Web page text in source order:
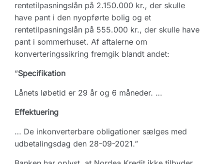
rentetilpasningslån på 2.150.000 kr., der skulle
have pant i den nyopførte bolig og et
rentetilpasningslån på 555.000 kr., der skulle have
pant i sommerhuset. Af aftalerne om
konverteringssikring fremgik blandt andet:
”Specifikation
Lånets løbetid er 29 år og 6 måneder. …
Effektuering
… De inkonverterbare obligationer sælges med
udbetalingsdag den 28-09-2021.”